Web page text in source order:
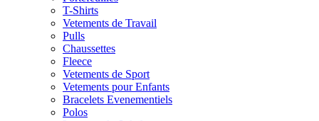
T-Shirts
Vetements de Travail
Pulls
Chaussettes
Fleece
Vetements de Sport
Vetements pour Enfants
Bracelets Evenementiels
Polos